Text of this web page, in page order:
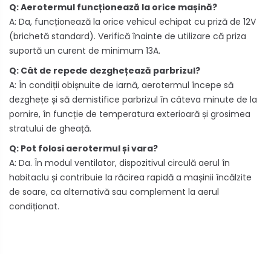
Q: Aerotermul funcționează la orice mașină?
A: Da, funcționează la orice vehicul echipat cu priză de 12V
(brichetă standard). Verifică înainte de utilizare că priza
suportă un curent de minimum 13A.
Q: Cât de repede dezghețează parbrizul?
A: În condiții obișnuite de iarnă, aerotermul începe să
dezghețe și să demistifice parbrizul în câteva minute de la
pornire, în funcție de temperatura exterioară și grosimea
stratului de gheață.
Q: Pot folosi aerotermul și vara?
A: Da. În modul ventilator, dispozitivul circulă aerul în
habitaclu și contribuie la răcirea rapidă a mașinii încălzite
de soare, ca alternativă sau complement la aerul
condiționat.